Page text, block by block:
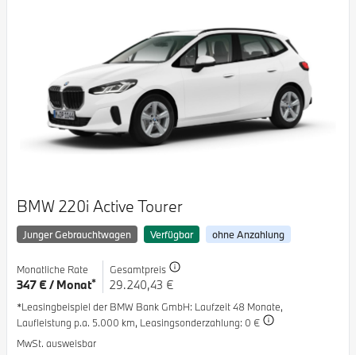
BMW 220i Active Tourer
Junger Gebrauchtwagen Verfügbar ohne Anzahlung
Monatliche Rate
347 € / Monat*
Gesamtpreis
29.240,43 €
*Leasingbeispiel der BMW Bank GmbH: Laufzeit 48 Monate,
Laufleistung p.a. 5.000 km, Leasingsonderzahlung: 0 €
MwSt. ausweisbar